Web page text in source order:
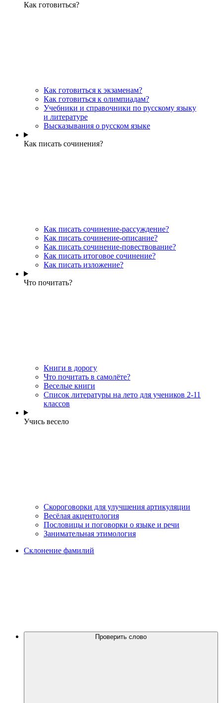
Как готовиться?
Как готовиться к экзаменам?
Как готовиться к олимпиадам?
Учебники и справочники по русскому языку
и литературе
Высказывания о русском языке
Как писать сочинения?
Как писать сочинение-рассуждение?
Как писать сочинение-описание?
Как писать сочинение-повествование?
Как писать итоговое сочинение?
Как писать изложение?
Что почитать?
Книги в дорогу
Что почитать в самолёте?
Веселые книги
Cписок литературы на лето для учеников 2-11
классов
Учись весело
Скороговорки для улучшения артикуляции
Весёлая акцентология
Пословицы и поговорки о языке и речи
Занимательная этимология
Склонение фамилий
Проверить слово